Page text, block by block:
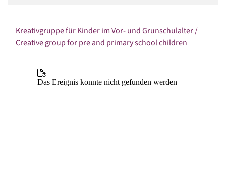
Kreativgruppe für Kinder im Vor- und Grunschulalter /
Creative group for pre and primary school children